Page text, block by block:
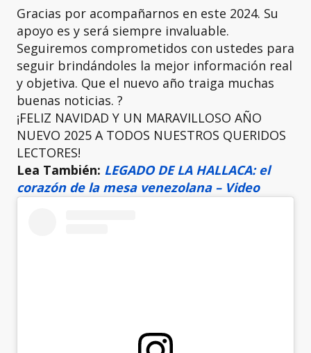
Gracias por acompañarnos en este 2024. Su
apoyo es y será siempre invaluable.
Seguiremos comprometidos con ustedes para
seguir brindándoles la mejor información real
y objetiva. Que el nuevo año traiga muchas
buenas noticias. ?
¡FELIZ NAVIDAD Y UN MARAVILLOSO AÑO
NUEVO 2025 A TODOS NUESTROS QUERIDOS
LECTORES!
Lea También: LEGADO DE LA HALLACA: el
corazón de la mesa venezolana – Video